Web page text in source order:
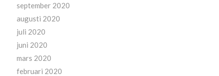
september 2020
augusti 2020
juli 2020
juni 2020
mars 2020
februari 2020